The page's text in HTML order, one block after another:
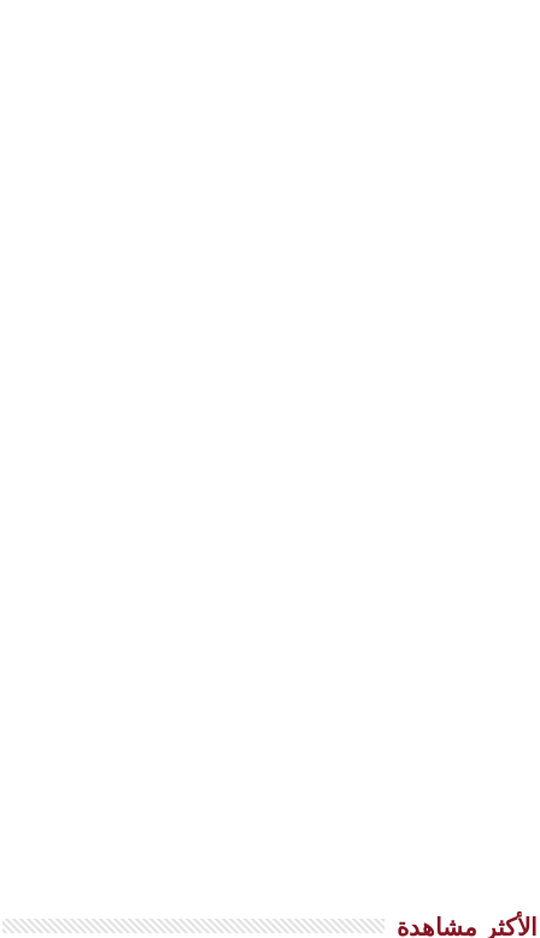
الأكثر مشاهدة